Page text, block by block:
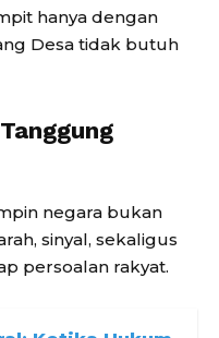
hanya dengan
Desa tidak butuh
negara bukan
sinyal, sekaligus
persoalan rakyat.